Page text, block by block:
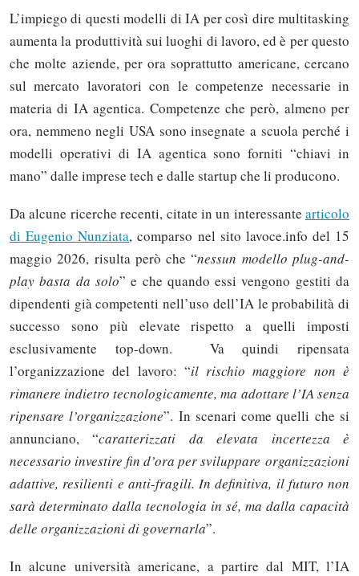
L’impiego di questi modelli di IA per così dire multitasking
aumenta la produttività sui luoghi di lavoro, ed è per questo
che molte aziende, per ora soprattutto americane, cercano
sul mercato lavoratori con le competenze necessarie in
materia di IA agentica. Competenze che però, almeno per
ora, nemmeno negli USA sono insegnate a scuola perché i
modelli operativi di IA agentica sono forniti “chiavi in
mano” dalle imprese tech e dalle startup che li producono.
Da alcune ricerche recenti, citate in un interessante articolo
di Eugenio Nunziata, comparso nel sito lavoce.info del 15
maggio 2026, risulta però che “nessun modello plug-and-
play basta da solo” e che quando essi vengono gestiti da
dipendenti già competenti nell’uso dell’IA le probabilità di
successo sono più elevate rispetto a quelli imposti
esclusivamente top-down. Va quindi ripensata
l’organizzazione del lavoro: “il rischio maggiore non è
rimanere indietro tecnologicamente, ma adottare l’IA senza
ripensare l’organizzazione”. In scenari come quelli che si
annunciano, “caratterizzati da elevata incertezza è
necessario investire fin d’ora per sviluppare organizzazioni
adattive, resilienti e anti-fragili. In definitiva, il futuro non
sarà determinato dalla tecnologia in sé, ma dalla capacità
delle organizzazioni di governarla”.
In alcune università americane, a partire dal MIT, l’IA